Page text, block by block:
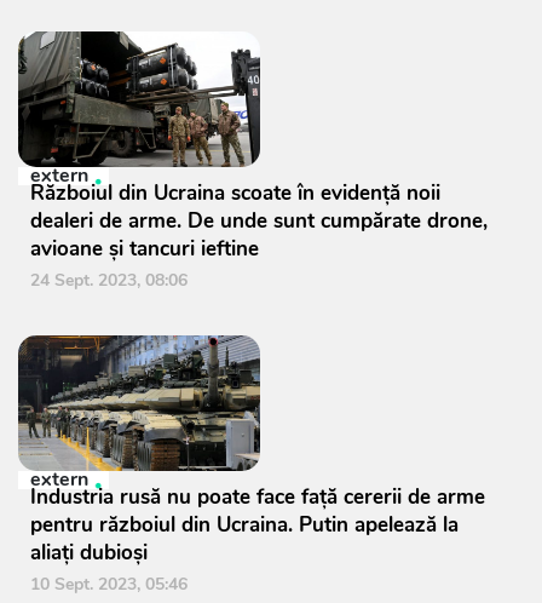
extern
Războiul din Ucraina scoate în evidență noii
dealeri de arme. De unde sunt cumpărate drone,
avioane și tancuri ieftine
24 Sept. 2023, 08:06
extern
Industria rusă nu poate face față cererii de arme
pentru războiul din Ucraina. Putin apelează la
aliați dubioși
10 Sept. 2023, 05:46